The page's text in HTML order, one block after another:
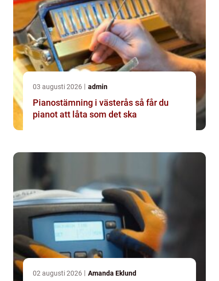
03 augusti 2026 admin
Pianostämning i västerås så får du
pianot att låta som det ska
02 augusti 2026 Amanda Eklund